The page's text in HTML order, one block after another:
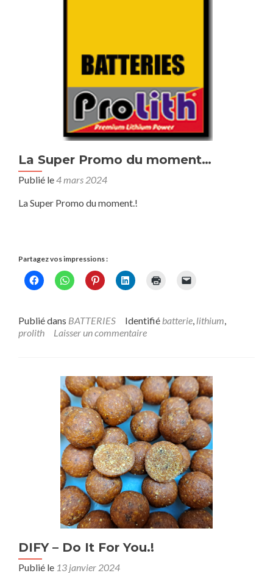
La Super Promo du moment…
Publié le4 mars 2024
La Super Promo du moment.!
Partagez vos impressions :
Publié dans BATTERIES Identifié batterie, lithium,
prolith
Laisser un commentaire
DIFY – Do It For You.!
Publié le 13 janvier 2024